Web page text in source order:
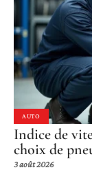
AUTO
Indice de
choix de
3 août 2026